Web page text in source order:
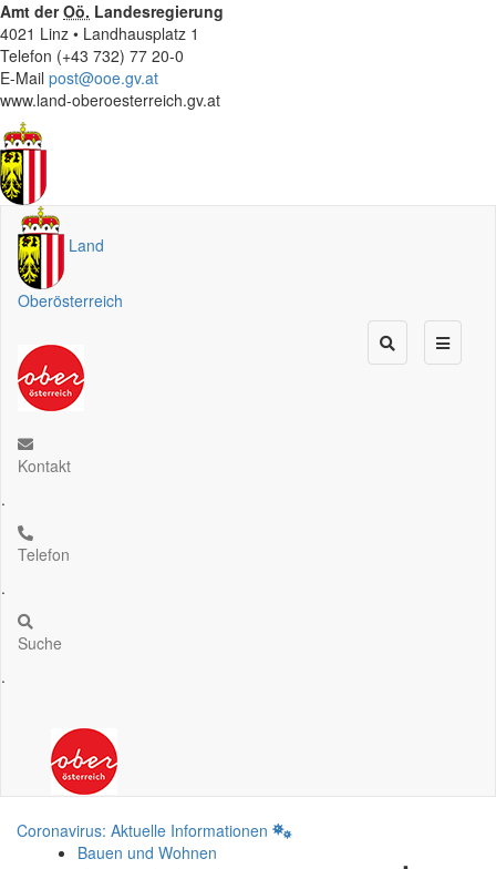
Amt derOö. Landesregierung
4021 Linz • Landhausplatz 1
Telefon (+43 732) 77 20-0
E-Mail post@ooe.gv.at
www.land-oberoesterreich.gv.at
Land
Oberösterreich
Kontakt
.
Telefon
.
Suche
.
Coronavirus: Aktuelle Informationen
Bauen und Wohnen